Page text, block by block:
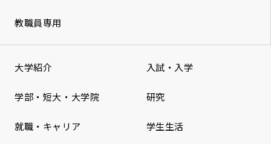
教職員専用
大学紹介 入試・入学
学部・短大・大学院 研究
就職・キャリア 学生生活